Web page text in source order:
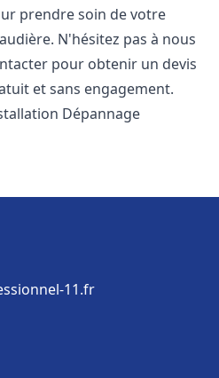
prendre soin de votre
N'hésitez pas à nous
pour obtenir un devis
et sans engagement.
Dépannage
11.fr